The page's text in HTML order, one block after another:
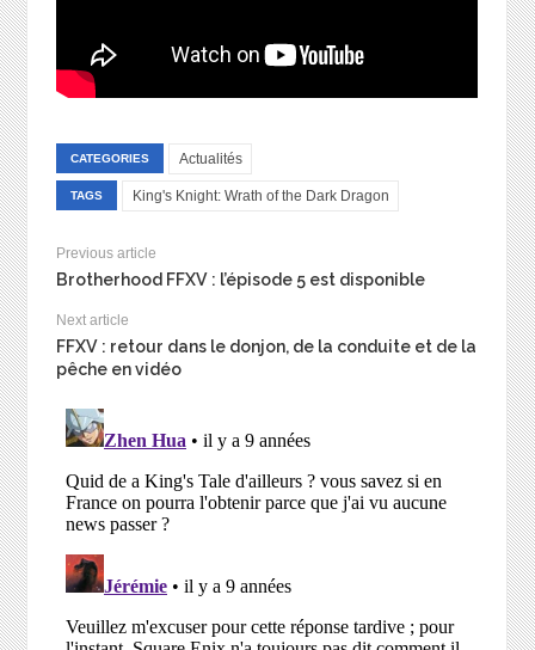
CATEGORIES Actualités
TAGS King's Knight: Wrath of the Dark Dragon
Previous article
Brotherhood FFXV : l’épisode 5 est disponible
Next article
FFXV : retour dans le donjon, de la conduite et de la
pêche en vidéo